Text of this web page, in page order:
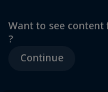
Want to see
?
Continue